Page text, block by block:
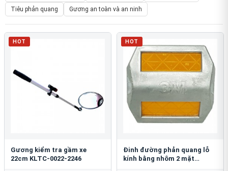
Tiêu phản quang
Gương an toàn và an ninh
HOT
Gương kiểm tra gầm xe
22cm KLTC-0022-2246
HOT
Đinh đường phản quang lỗ
kính bằng nhôm 2 mặt